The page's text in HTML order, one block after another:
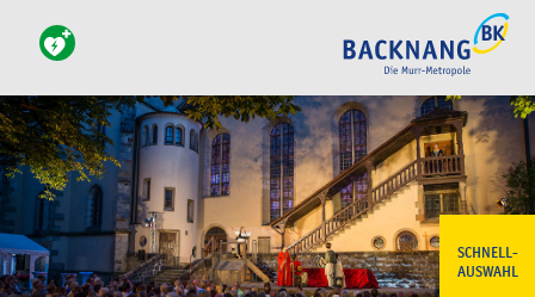
SCHNELL-
AUSWAHL